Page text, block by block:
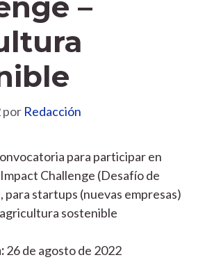
por Redacción
para participar en
Challenge (Desafío de
para startups (nuevas empresas)
sostenible
26 de agosto de 2022